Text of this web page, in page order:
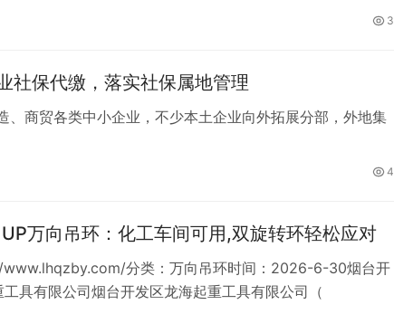
3
社保代缴，落实社保属地管理
商贸各类中小企业，不少本土企业向外拓展分部，外地集
4
万向吊环：化工车间可用,双旋转环轻松应对
分类：万向吊环时间：2026-6-30烟台开
具有限公司烟台开发区龙海起重工具有限公司（